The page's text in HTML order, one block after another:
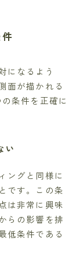
になるよう
面が描かれる
条件を正確に
い
ングと同様に
です。この条
は非常に興味
らの影響を排
低条件である